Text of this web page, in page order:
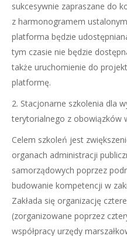
sukcesywnie zapraszane do
z harmonogramem
platforma będzie
tym czasie nie będzie
także uruchomienie do
platformę.
2. Stacjonarne szkolenia dla
terytorialnego z obowiązków
Celem szkoleń jest
organach administracji
samorządowych poprzez
budowanie kompetencji w
Zakłada się organizację
(zorganizowane poprzez
współpracy urzędy